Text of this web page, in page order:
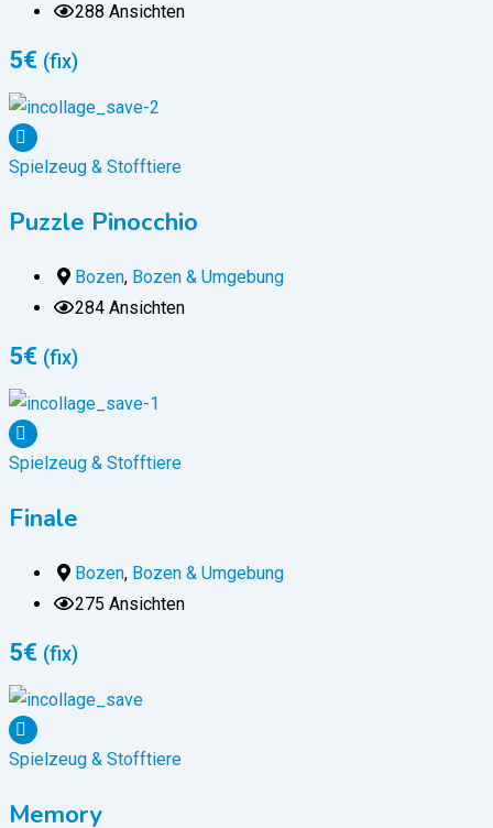
288 Ansichten
5€ (fix)
Spielzeug & Stofftiere
Puzzle Pinocchio
Bozen, Bozen & Umgebung
284 Ansichten
5€ (fix)
Spielzeug & Stofftiere
Finale
Bozen, Bozen & Umgebung
275 Ansichten
5€ (fix)
Spielzeug & Stofftiere
Memory